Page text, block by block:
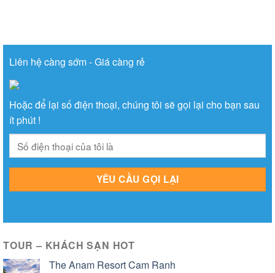
Liên hệ càng sớm - Giá càng rẻ
Hoặc để lại số điện thoại, chúng tôi sẽ gọi lại cho bạn sau
ít phút !
TOUR – KHÁCH SẠN HOT
The Anam Resort Cam Ranh